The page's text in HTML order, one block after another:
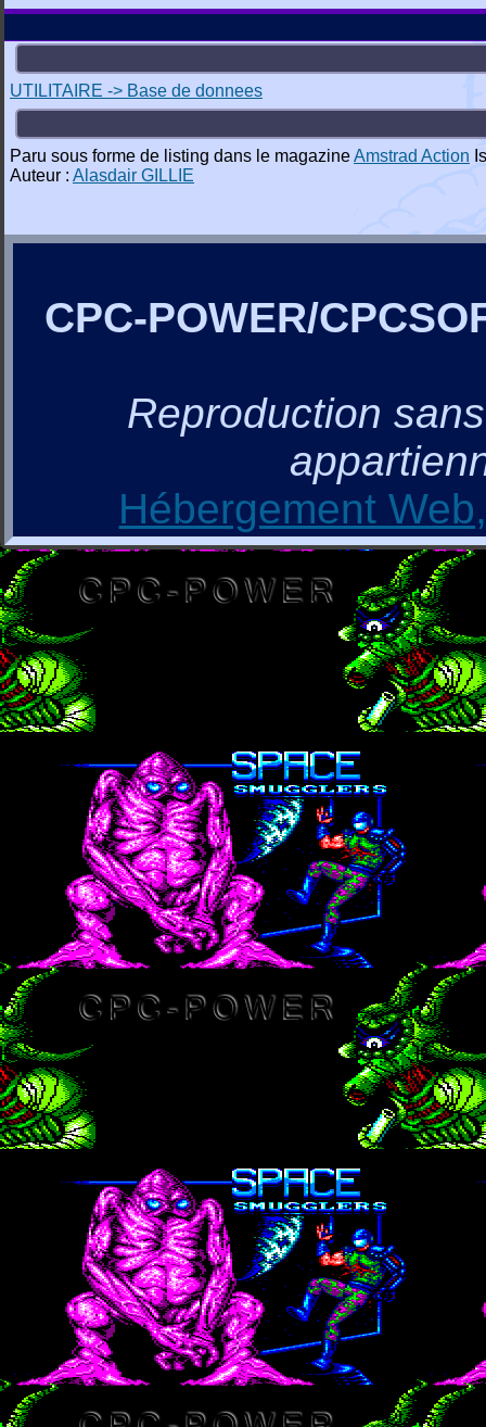
UTILITAIRE -> Base de donnees
Paru sous forme de listing dans le magazineAmstrad Action
Auteur : Alasdair GILLIE
CPC-POWER/
Reproduction
Hébergement